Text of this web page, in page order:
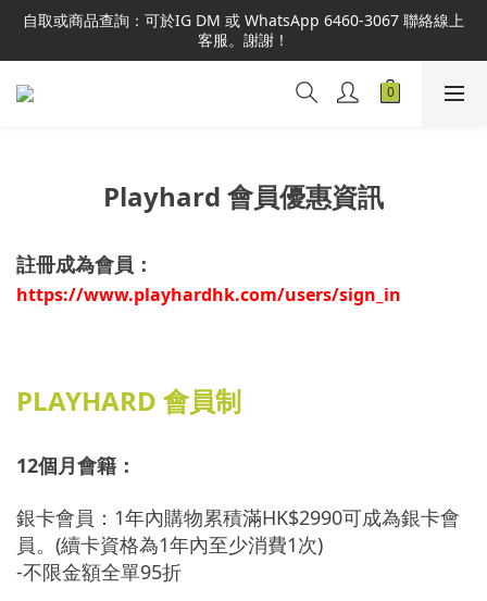
本網站為港澳地區指定總代理官方直營，全店商品均為正品正貨，
並享售後服務，敬請安心選購。
自取或商品查詢：可於IG DM 或 WhatsApp 6460-3067 聯絡線上
客服。謝謝！
本網站為港澳地區指定總代理官方直營，全店商品均為正品正貨，
並享售後服務，敬請安心選購。
Playhard 會員優惠資訊
註冊成為會員：
https://www.playhardhk.com/users/sign_in
PLAYHARD 會員制
12個月會籍 ：
銀卡會員：1年內購物累積滿HK$2990可成為銀卡會
員。(續卡資格為1年內至少消費1次)
-不限金額全單95折